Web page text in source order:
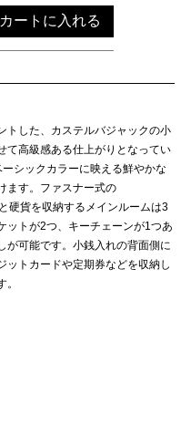
カートに入れる
トした、カステルバジャックの小
て高級感ある仕上がりとなってい
シックカラーに映える鮮やかな
ます。ファスナー式の
硬貨を収納するメインルームは3
ットが2つ、キーチェーンが1つあ
が可能です。小銭入れの背面側に
ットカードや定期券などを収納し